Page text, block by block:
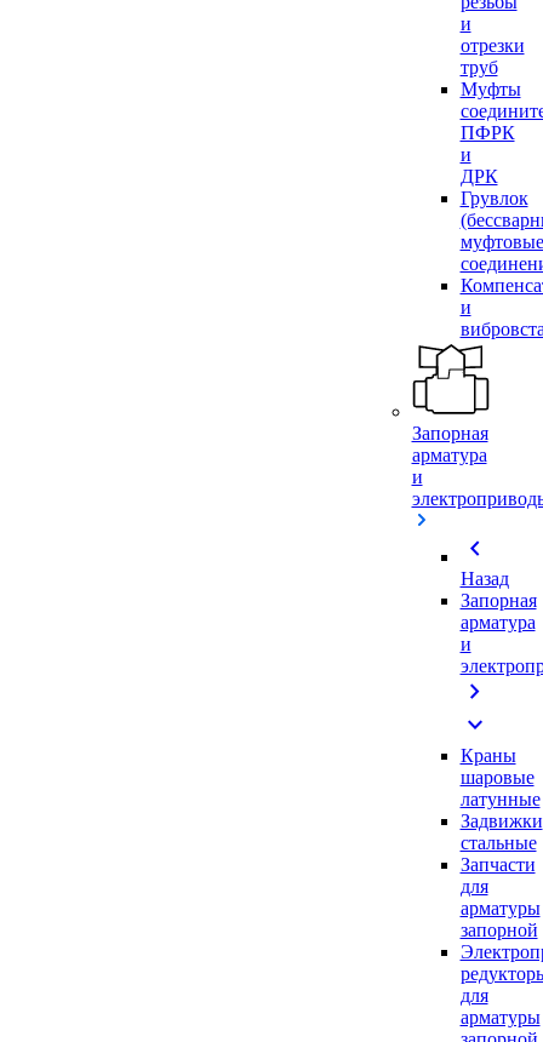
и
отрезки
труб
Муфты
ПФРК
и
ДРК
Грувлок
муфтовые
и
Запорная
арматура
и
chevron_left
Назад
Запорная
арматура
и
chevron_right
expand_more
Краны
шаровые
латунные
Задвижки
стальные
Запчасти
для
арматуры
запорной
для
арматуры